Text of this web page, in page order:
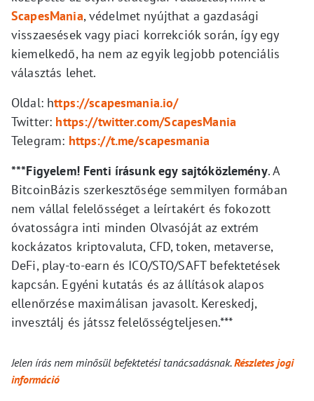
ScapesMania, védelmet nyújthat a gazdasági
visszaesések vagy piaci korrekciók során, így egy
kiemelkedő, ha nem az egyik legjobb potenciális
választás lehet.
Oldal: https://scapesmania.io/
Twitter: https://twitter.com/ScapesMania
Telegram: https://t.me/scapesmania
***Figyelem! Fenti írásunk egy sajtóközlemény. A
BitcoinBázis szerkesztősége semmilyen formában
nem vállal felelősséget a leírtakért és fokozott
óvatosságra inti minden Olvasóját az extrém
kockázatos kriptovaluta, CFD, token, metaverse,
DeFi, play-to-earn és ICO/STO/SAFT befektetések
kapcsán. Egyéni kutatás és az állítások alapos
ellenőrzése maximálisan javasolt. Kereskedj,
invesztálj és játssz felelősségteljesen.***
Jelen írás nem minősül befektetési tanácsadásnak.Részletes jogi
információ